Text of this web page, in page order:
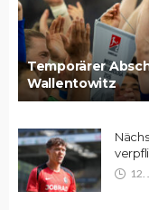
Temporärer
Wallentowitz
12.